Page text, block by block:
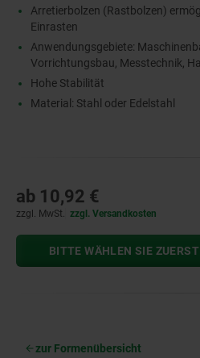
Arretierbolzen (Rastbolzen)
Einrasten
Anwendungsgebiete:
Vorrichtungsbau, Messtechnik,
Hohe Stabilität
Material: Stahl oder Edelstahl
ab 10,92 €
zzgl. MwSt. zzgl. Versandkosten
BITTE WÄHLEN SIE
zur Formenübersicht